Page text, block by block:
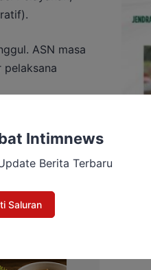
ASN masa
pelaksana
KPU
Intimnews
Berita Terbaru
Saluran